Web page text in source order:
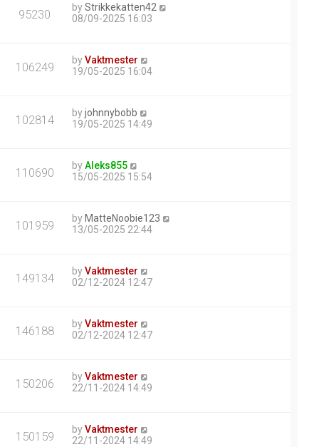
95230 byStrikkekatten42
08/09-2025 16:03
106249 byVaktmester
19/05-2025 16:04
102814 byjohnnybobb
19/05-2025 14:49
110690 byAleks855
15/05-2025 15:54
101959 by MatteNoobie123
13/05-2025 22:44
149134 byVaktmester
02/12-2024 12:47
146188 byVaktmester
02/12-2024 12:47
150206 byVaktmester
22/11-2024 14:49
150159 byVaktmester
22/11-2024 14:49